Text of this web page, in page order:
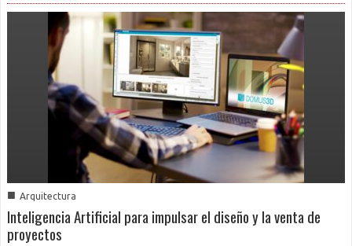
■ Arquitectura
Inteligencia Artificial para impulsar el diseño y la venta de
proyectos